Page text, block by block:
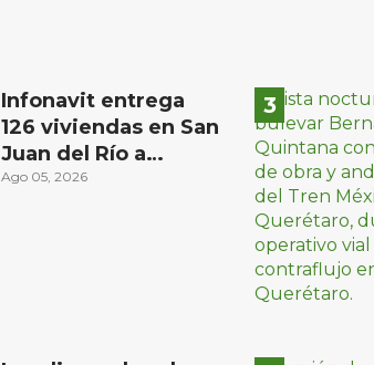
Infonavit entrega
126 viviendas en San
Juan del Río a
familias de bajos
Ago 05, 2026